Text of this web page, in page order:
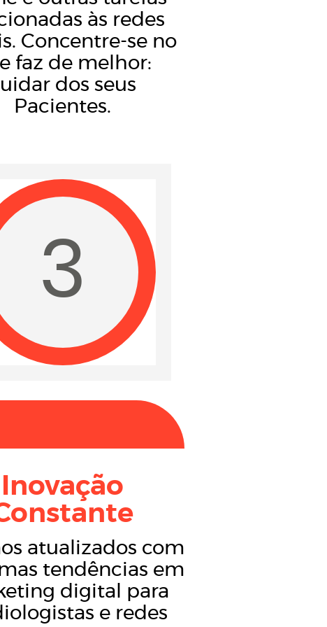
às redes
Concentre-se no
faz de melhor:
dos seus
Pacientes.
3
Inovação
atualizados com
tendências em
digital para
e redes